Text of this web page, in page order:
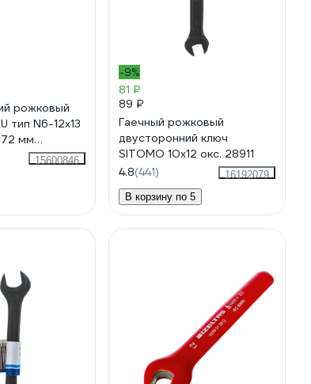
рожковый
тип N6-12x13
мм
15600846
-9%
81 ₽
89 ₽
Гаечный рожковый
двусторонний ключ
SITOMO 10х12 окс. 28911
4.8(441)
16192079
В корзину по 5